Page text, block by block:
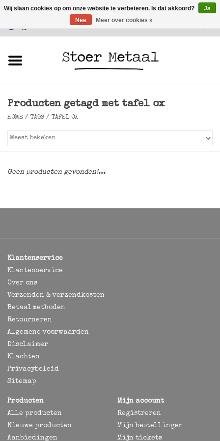
Klantenservice
Verlichting
Producten getagd met tafel ox
HOME / TAGS / TAFEL OX
Geen producten gevonden!...
Klantenservice
Klantenservice
Over ons
Verzenden & verzendkosten
Betaalmethoden
Retourneren
Algemene voorwaarden
Disclaimer
Klachten
Privacybeleid
Sitemap
Producten
Alle producten
Nieuwe producten
Aanbiedingen
Mijn account
Registreren
Mijn bestellingen
Mijn tickets
Wij slaan cookies op om onze website te verbeteren. Is dat akkoord?
Ja
Nee
Meer over cookies »